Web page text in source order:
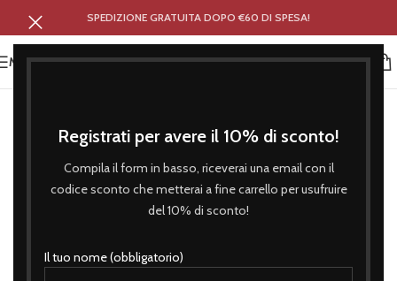
Registrati per avere il 10% di sconto!
Compila il form in basso, riceverai una email con il
codice sconto che metterai a fine carrello per usufruire
del 10% di sconto!
Il tuo nome (obbligatorio)
SPEDIZIONE GRATUITA DOPO €60 DI SPESA!
MENU